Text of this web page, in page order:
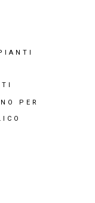
PER